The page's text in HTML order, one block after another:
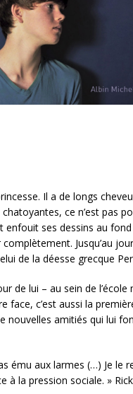
Il a de longs
ce n’est pas
ses dessins au
Jusqu’au
de la déesse grecque
de lui – au sein de
c’est aussi la
nouvelles amitiés qui lui
ému aux larmes (…) Je le
à la pression sociale. »